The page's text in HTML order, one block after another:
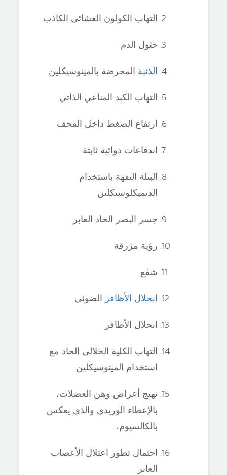
التهاب الكولون الغشائي الكاذب
حثول الدم
الذئبة المحرضة بالمينوسيكلين
التهاب الكبد المناعي الذاتي
ارتفاع الضغط داخل القحف
اندفاعات دوائية ثابتة
البيلة التفهة باستخدام
الديميكلوسيكلين
جسر البصر الحاد العابر
رؤية مزرقة
شفع
انحلال الأظافر الضوئي
انحلال الأظافر
التهاب الكلية الخلالي الحاد مع
استخدام المينوسيكلين
تهيج أعراض وهن العضلات،
بالإعطاء الوريدي والذي يعكس
بالكالسيوم،
احتمال تطور اعتلال الأعصاب
العابر